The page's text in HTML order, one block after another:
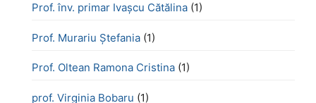
Prof. înv. primar Ivașcu Cătălina (1)
Prof. Murariu Ștefania (1)
Prof. Oltean Ramona Cristina (1)
prof. Virginia Bobaru (1)